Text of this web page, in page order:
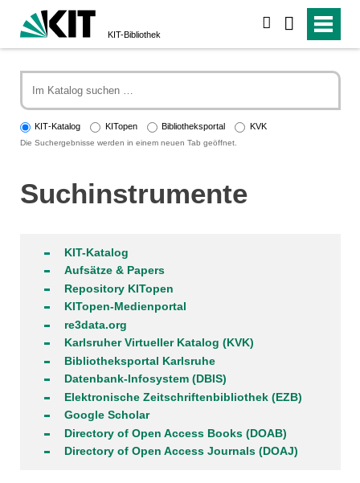
KIT-Bibliothek
KIT‑Katalog KITopen Bibliotheksportal KVK
Die Suchergebnisse werden in einem neuen Tab geöffnet.
Suchinstrumente
KIT-Katalog
Aufsätze & Papers
Repository KITopen
KITopen-Medienportal
re3data.org
Karlsruher Virtueller Katalog (KVK)
Bibliotheksportal Karlsruhe
Datenbank-Infosystem (DBIS)
Elektronische Zeitschriftenbibliothek (EZB)
Google Scholar
Directory of Open Access Books (DOAB)
Directory of Open Access Journals (DOAJ)